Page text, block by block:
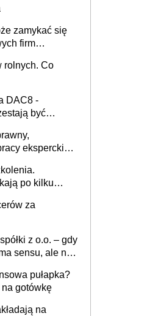
zamykać się
firm
rolnych. Co
DAC8 -
być
eksperckiej -
po kilku
za
z o.o. – gdy
sensu, ale nie
pułapka?
na gotówkę
na